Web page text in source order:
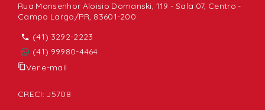
Rua Monsenhor Aloisio Domanski, 119 - Sala 07, Centro -
Campo Largo/PR, 83601-200
(41) 3292-2223
(41) 99980-4464
Ver e-mail
CRECI: J5708